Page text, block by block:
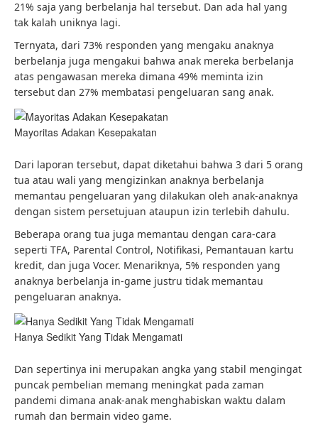
21% saja yang berbelanja hal tersebut. Dan ada hal yang
tak kalah uniknya lagi.
Ternyata, dari 73% responden yang mengaku anaknya
berbelanja juga mengakui bahwa anak mereka berbelanja
atas pengawasan mereka dimana 49% meminta izin
tersebut dan 27% membatasi pengeluaran sang anak.
Mayoritas Adakan Kesepakatan
Dari laporan tersebut, dapat diketahui bahwa 3 dari 5 orang
tua atau wali yang mengizinkan anaknya berbelanja
memantau pengeluaran yang dilakukan oleh anak-anaknya
dengan sistem persetujuan ataupun izin terlebih dahulu.
Beberapa orang tua juga memantau dengan cara-cara
seperti TFA, Parental Control, Notifikasi, Pemantauan kartu
kredit, dan juga Vocer. Menariknya, 5% responden yang
anaknya berbelanja in-game justru tidak memantau
pengeluaran anaknya.
Hanya Sedikit Yang Tidak Mengamati
Dan sepertinya ini merupakan angka yang stabil mengingat
puncak pembelian memang meningkat pada zaman
pandemi dimana anak-anak menghabiskan waktu dalam
rumah dan bermain video game.